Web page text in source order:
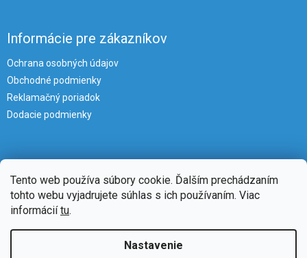
Tento web používa súbory cookie. Ďalším prechádzaním
tohto webu vyjadrujete súhlas s ich používaním. Viac
informáciítu.
Nastavenie
Informácie pre zákazníkov
Ochrana osobných údajov
Obchodné podmienky
Reklamačný poriadok
Dodacie podmienky